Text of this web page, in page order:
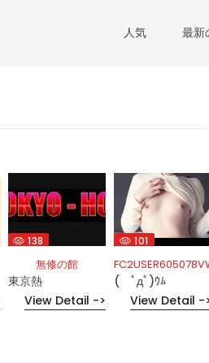
人気 最新
138
無修の館
東京熱
View Detail ->
101
( ﾟдﾟ)ｳﾑ
View Detail -